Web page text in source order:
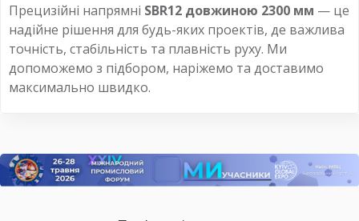
Прецизійні напрямні SBR12 довжиною 2300 мм — це
надійне рішення для будь-яких проектів, де важлива
точність, стабільність та плавність руху. Ми
допоможемо з підбором, наріжемо та доставимо
максимально швидко.